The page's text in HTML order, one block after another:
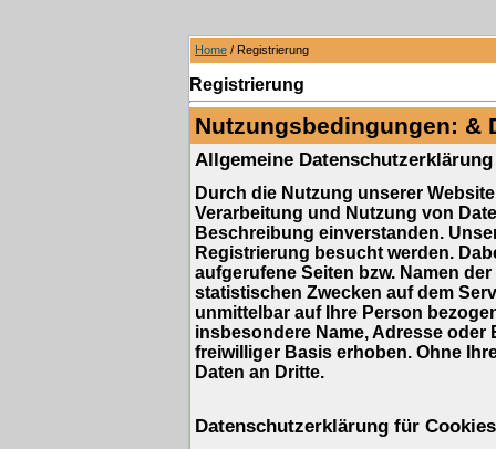
Home / Registrierung
Registrierung
Nutzungsbedingungen: &
Allgemeine Datenschutzerklärung
Durch die Nutzung unserer
Verarbeitung und Nutzung von
Beschreibung einverstanden.
Registrierung besucht werden.
aufgerufene Seiten bzw. Namen
statistischen Zwecken auf dem
unmittelbar auf Ihre Person
insbesondere Name, Adresse oder
freiwilliger Basis erhoben. Ohne
Daten an Dritte.
Datenschutzerklärung für Cookies